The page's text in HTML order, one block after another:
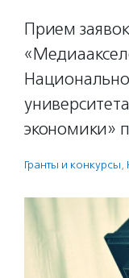
Прием
экономики»
Гранты и конкурсы,